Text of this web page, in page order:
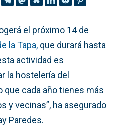
el próximo 14 de
la Tapa, que durará hasta
actividad es
la hostelería del
que cada año tienes más
y vecinas”, ha asegurado
Paredes.